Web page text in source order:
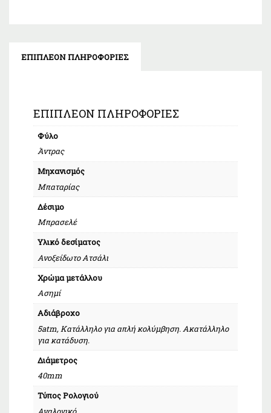
ΕΠΙΠΛΈΟΝ ΠΛΗΡΟΦΟΡΊΕΣ
ΕΠΙΠΛΈΟΝ ΠΛΗΡΟΦΟΡΊΕΣ
Φύλο
Άντρας
Μηχανισμός
Μπαταρίας
Δέσιμο
Μπρασελέ
Υλικό δεσίματος
Ανοξείδωτο Ατσάλι
Χρώμα μετάλλου
Ασημί
Αδιάβροχο
5atm, Κατάλληλο για απλή κολύμβηση. Ακατάλληλο
για κατάδυση.
Διάμετρος
40mm
Τύπος Ρολογιού